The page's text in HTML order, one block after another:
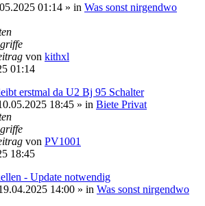
01:14 » in Was sonst nirgendwo
von kithxl
01:14
erstmal da U2 Bj 95 Schalter
18:45 » in Biete Privat
von PV1001
18:45
- Update notwendig
14:00 » in Was sonst nirgendwo